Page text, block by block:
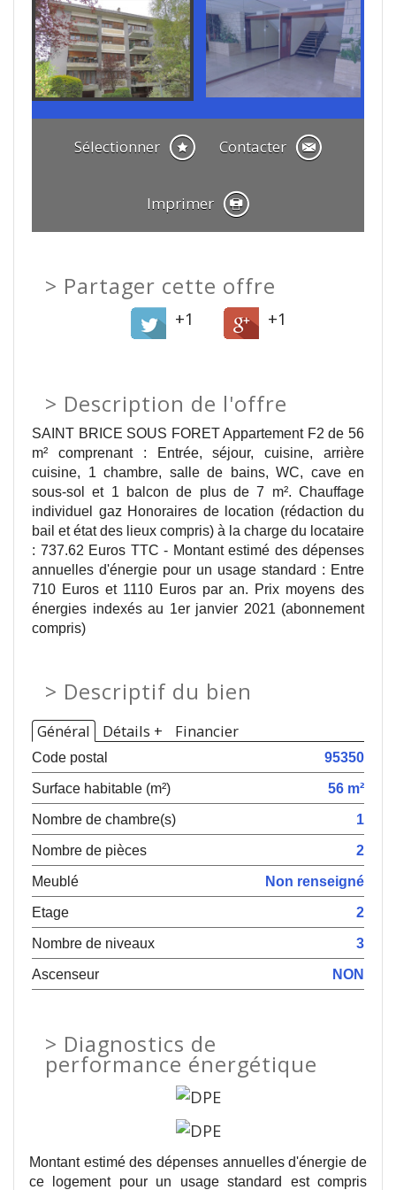
Sélectionner Contacter
Imprimer
Partager cette offre
+1 +1
> Description de l'offre
SAINT BRICE SOUS FORET Appartement F2 de 56
m² comprenant : Entrée, séjour, cuisine, arrière
cuisine, 1 chambre, salle de bains, WC, cave en
sous-sol et 1 balcon de plus de 7 m². Chauffage
individuel gaz Honoraires de location (rédaction du
bail et état des lieux compris) à la charge du locataire
: 737.62 Euros TTC - Montant estimé des dépenses
annuelles d'énergie pour un usage standard : Entre
710 Euros et 1110 Euros par an. Prix moyens des
énergies indexés au 1er janvier 2021 (abonnement
compris)
> Descriptif du bien
Général Détails + Financier
Code postal
95350
Surface habitable (m²)
56 m²
Nombre de chambre(s)
1
Nombre de pièces
2
Meublé
Non renseigné
Etage
2
Nombre de niveaux
3
Ascenseur
NON
> Diagnostics de
performance énergétique
Montant estimé des dépenses annuelles d'énergie de
ce logement pour un usage standard est compris